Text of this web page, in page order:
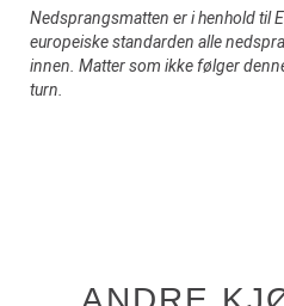
Nedsprangsmatten er i henhold til
europeiske standarden alle
innen. Matter som ikke følger
turn.